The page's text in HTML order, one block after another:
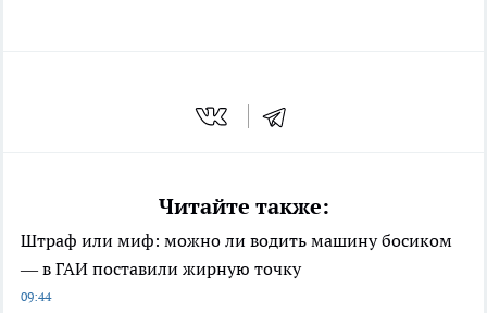
Читайте также:
Штраф или миф: можно ли водить машину босиком
— в ГАИ поставили жирную точку
09:44